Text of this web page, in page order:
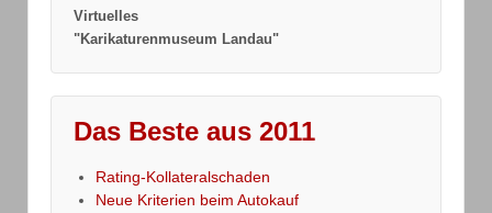
Virtuelles
"Karikaturenmuseum Landau"
Das Beste aus 2011
Rating-Kollateralschaden
Neue Kriterien beim Autokauf